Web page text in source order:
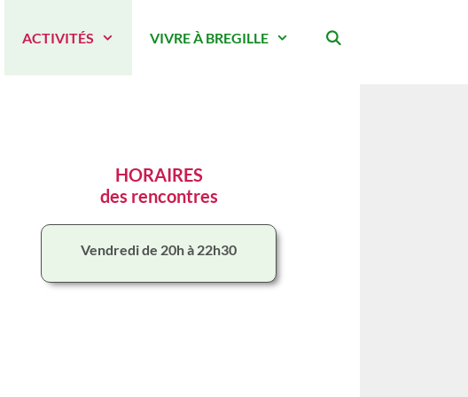
ACTIVITÉS VIVRE À BREGILLE
HORAIRES
des rencontres
Vendredi de 20h à 22h30